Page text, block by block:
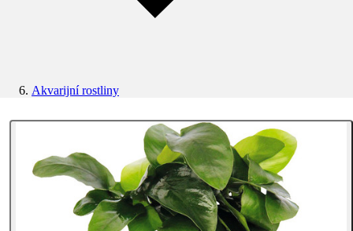
Akvarijní rostliny